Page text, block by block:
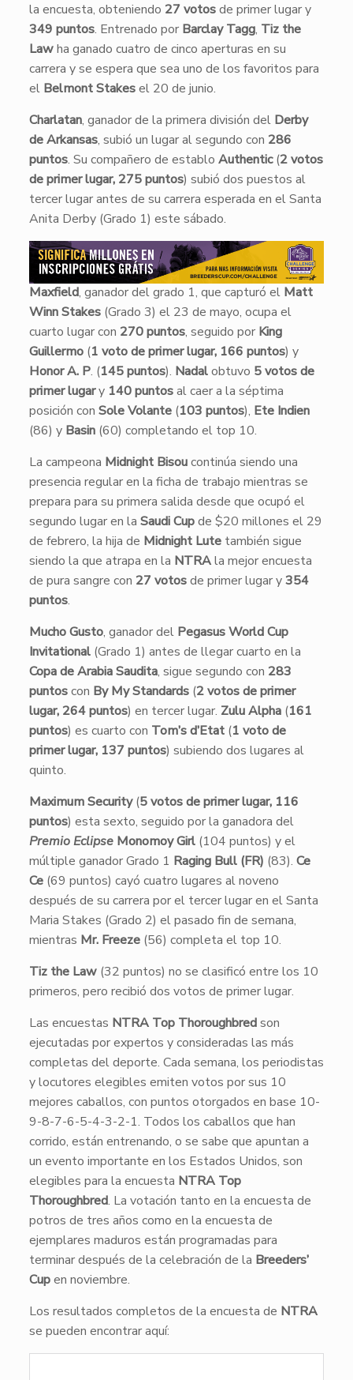
la encuesta, obteniendo 27 votosde primer lugar y
349 puntos. Entrenado por Barclay Tagg, Tiz the
Lawha ganado cuatro de cinco aperturas en su
carrera y se espera que sea uno de los favoritos para
el Belmont Stakesel 20 de junio.
Charlatan, ganador de la primera división del Derby
de Arkansas, subió un lugar al segundo con 286
puntos. Su compañero de establo Authentic(2 votos
de primer lugar, 275 puntos) subió dos puestos al
tercer lugar antes de su carrera esperada en el Santa
Anita Derby (Grado 1) este sábado.
Maxfield, ganador del grado 1, que capturó el Matt
Winn Stakes(Grado 3) el 23 de mayo, ocupa el
cuarto lugar con 270 puntos, seguido por King
Guillermo(1 voto de primer lugar, 166 puntos) y
Honor A. P. (145 puntos). Nadalobtuvo 5 votos de
primer lugary 140 puntosal caer a la séptima
posición con Sole Volante(103 puntos), Ete Indien
(86) y Basin(60) completando el top 10.
La campeona Midnight Bisoucontinúa siendo una
presencia regular en la ficha de trabajo mientras se
prepara para su primera salida desde que ocupó el
segundo lugar en la Saudi Cupde $20 millones el 29
de febrero, la hija de Midnight Lutetambién sigue
siendo la que atrapa en la NTRAla mejor encuesta
de pura sangre con 27 votosde primer lugar y354
puntos.
Mucho Gusto, ganador del Pegasus World Cup
Invitational(Grado 1) antes de llegar cuarto en la
Copa de Arabia Saudita, sigue segundo con 283
puntoscon By My Standards(2 votos de primer
lugar, 264 puntos) en tercer lugar. Zulu Alpha(161
puntos) es cuarto con Tom’s d’Etat(1 voto de
primer lugar, 137 puntos) subiendo dos lugares al
quinto.
Maximum Security(5 votos de primer lugar, 116
puntos) esta sexto, seguido por la ganadora del
Premio Eclipse Monomoy Girl(104 puntos) y el
múltiple ganador Grado 1 Raging Bull (FR) (83). Ce
Ce(69 puntos) cayó cuatro lugares al noveno
después de su carrera por el tercer lugar en el Santa
Maria Stakes (Grado 2) el pasado fin de semana,
mientras Mr. Freeze(56) completa el top 10.
Tiz the Law(32 puntos) no se clasificó entre los 10
primeros, pero recibió dos votos de primer lugar.
Las encuestas NTRA Top Thoroughbredson
ejecutadas por expertos y consideradas las más
completas del deporte. Cada semana, los periodistas
y locutores elegibles emiten votos por sus 10
mejores caballos, con puntos otorgados en base 10-
9-8-7-6-5-4-3-2-1. Todos los caballos que han
corrido, están entrenando, o se sabe que apuntan a
un evento importante en los Estados Unidos, son
elegibles para la encuesta NTRA Top
Thoroughbred. La votación tanto en la encuesta de
potros de tres años como en la encuesta de
ejemplares maduros están programadas para
terminar después de la celebración de la Breeders’
Cupen noviembre.
Los resultados completos de la encuesta de NTRA
se pueden encontrar aquí: